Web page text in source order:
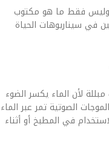
وليس فقط ما هو مكتوب
في سيناريوهات الحياة
لأن الماء يكسر الضوء
الصوتية تمر عبر الماء
في المطبخ أو أثناء